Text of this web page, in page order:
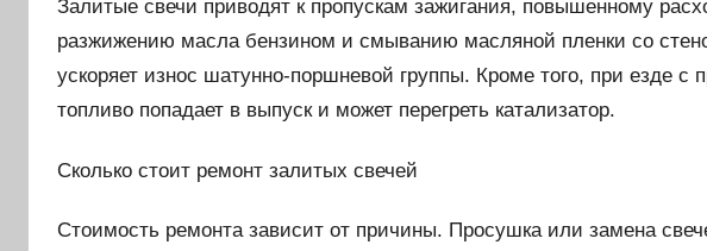
Залитые свечи приводят к пропускам зажигания, повышенному
разжижению масла бензином и смыванию масляной пленки со
ускоряет износ шатунно-поршневой группы. Кроме того, при езде с
топливо попадает в выпуск и может перегреть катализатор.
Сколько стоит ремонт залитых свечей
Стоимость ремонта зависит от причины. Просушка или замена